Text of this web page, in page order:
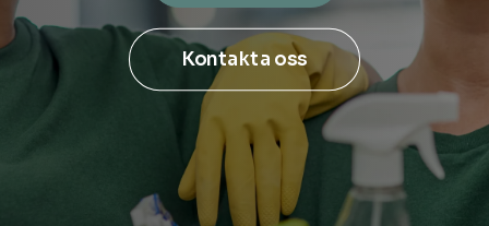
Kontakta oss